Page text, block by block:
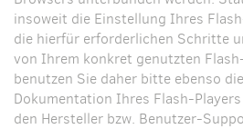
insoweit die Einstellung Ihres
die hierfür erforderlichen Schritte
von Ihrem konkret genutzten
benutzen Sie daher bitte ebenso
Dokumentation Ihres Flash-
den Hersteller bzw. Benutzer-